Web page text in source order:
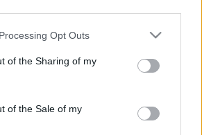
website/app uses one or more Google
or usage behaviour. You may click to
to Google and its third-party tags to
specified purposes in below Google
Opt Outs
of the Sharing of my
of the Sale of my